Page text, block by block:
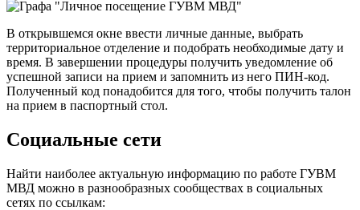
В открывшемся окне ввести личные данные, выбрать
территориальное отделение и подобрать необходимые дату и
время. В завершении процедуры получить уведомление об
успешной записи на прием и запомнить из него ПИН-код.
Полученный код понадобится для того, чтобы получить талон
на прием в паспортный стол.
Социальные сети
Найти наиболее актуальную информацию по работе ГУВМ
МВД можно в разнообразных сообществах в социальных
сетях по ссылкам: